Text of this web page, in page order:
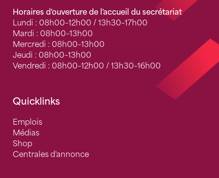
Horaires d'ouverture de l'accueil du secrétariat
Lundi : 08h00–12h00 / 13h30–17h00
Mardi : 08h00–13h00
Mercredi : 08h00–13h00
Jeudi : 08h00–13h00
Vendredi : 08h00–12h00 / 13h30–16h00
Quicklinks
Emplois
Médias
Shop
Centrales d'annonce